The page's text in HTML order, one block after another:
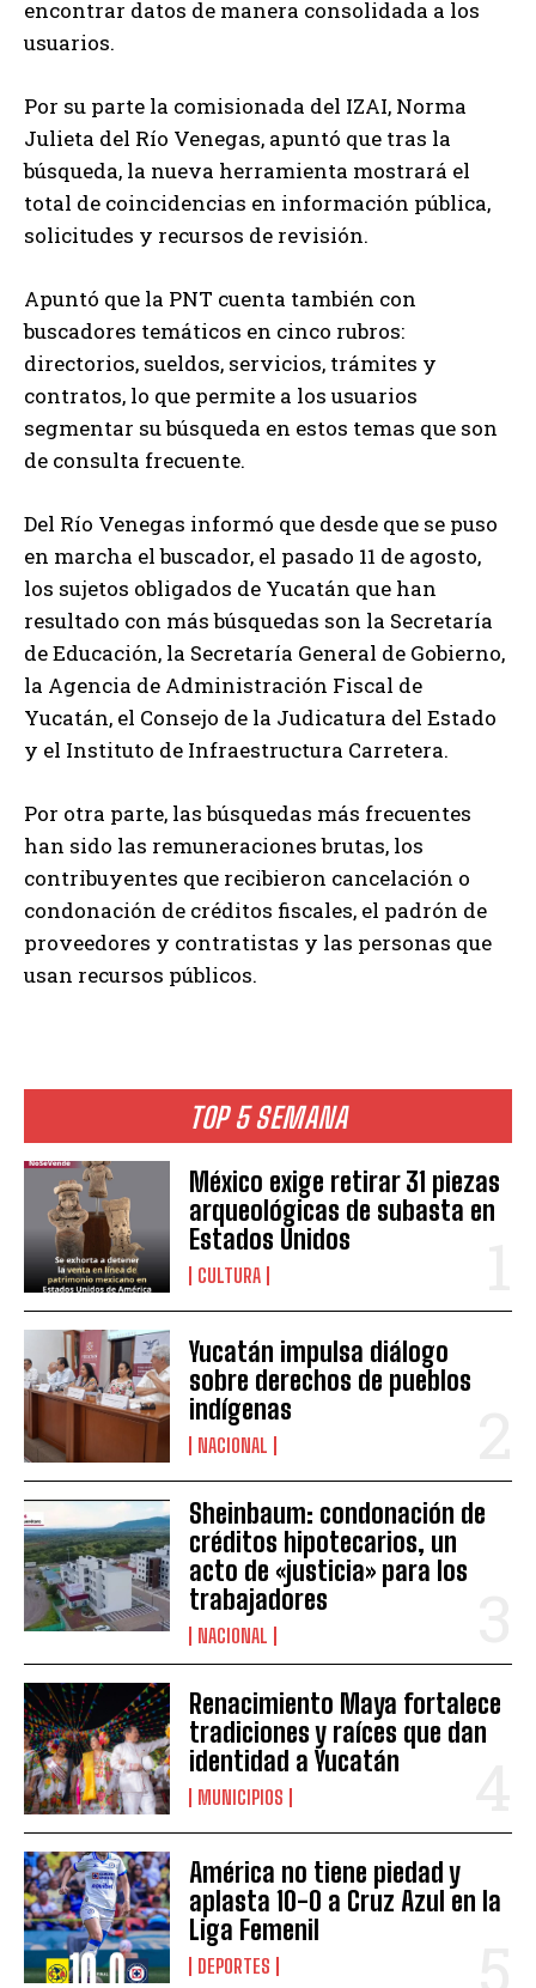
TOP 5 SEMANA
México exige retirar 31 piezas
arqueológicas de subasta en
Estados Unidos
CULTURA
Yucatán impulsa diálogo
sobre derechos de pueblos
indígenas
NACIONAL
Sheinbaum: condonación de
créditos hipotecarios, un
acto de «justicia» para los
trabajadores
NACIONAL
Renacimiento Maya fortalece
tradiciones y raíces que dan
identidad a Yucatán
MUNICIPIOS
América no tiene piedad y
aplasta 10-0 a Cruz Azul en la
Liga Femenil
DEPORTES
encontrar datos de manera consolidada a los
usuarios.
Por su parte la comisionada del IZAI, Norma
Julieta del Río Venegas, apuntó que tras la
búsqueda, la nueva herramienta mostrará el
total de coincidencias en información pública,
solicitudes y recursos de revisión.
Apuntó que la PNT cuenta también con
buscadores temáticos en cinco rubros:
directorios, sueldos, servicios, trámites y
contratos, lo que permite a los usuarios
segmentar su búsqueda en estos temas que son
de consulta frecuente.
Del Río Venegas informó que desde que se puso
en marcha el buscador, el pasado 11 de agosto,
los sujetos obligados de Yucatán que han
resultado con más búsquedas son la Secretaría
de Educación, la Secretaría General de Gobierno,
la Agencia de Administración Fiscal de
Yucatán, el Consejo de la Judicatura del Estado
y el Instituto de Infraestructura Carretera.
Por otra parte, las búsquedas más frecuentes
han sido las remuneraciones brutas, los
contribuyentes que recibieron cancelación o
condonación de créditos fiscales, el padrón de
proveedores y contratistas y las personas que
usan recursos públicos.